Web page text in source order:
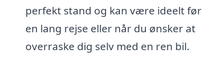
perfekt stand og kan være ideelt før
en lang rejse eller når du ønsker at
overraske dig selv med en ren bil.